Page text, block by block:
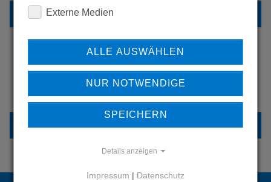
REFERENZEN
HABEN SIE FRAGEN?
KONTAKTIEREN SIE UNS
KONTAKT
Externe Medien
ALLE AUSWÄHLEN
NUR NOTWENDIGE
SPEICHERN
Details anzeigen
Impressum | Datenschutz